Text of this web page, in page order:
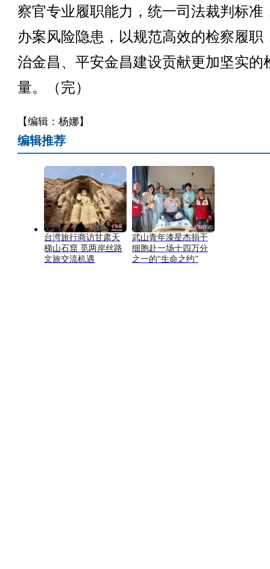
察官专业履职能力，统一司法裁判标准
办案风险隐患，以规范高效的检察履职
治金昌、平安金昌建设贡献更加坚实的
量。（完）
【编辑：杨娜】
编辑推荐
台湾旅行商访甘肃天
梯山石窟 觅两岸丝路
文旅交流机遇
武山青年漆星杰捐干
细胞赴一场十四万分
之一的“生命之约”